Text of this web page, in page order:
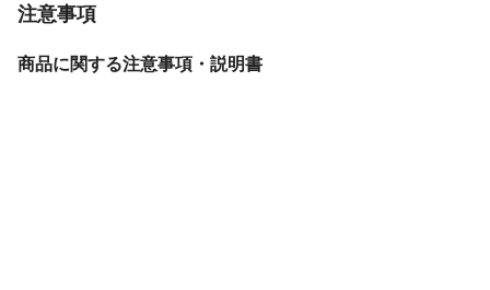
注意事項
商品に関する注意事項・説明書